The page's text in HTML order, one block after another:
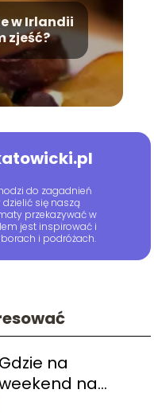
w Irlandii
zjeść?
do zagadnień
się naszą
przekazywać w
jest inspirować i
i podróżach.
Gdzie na
na